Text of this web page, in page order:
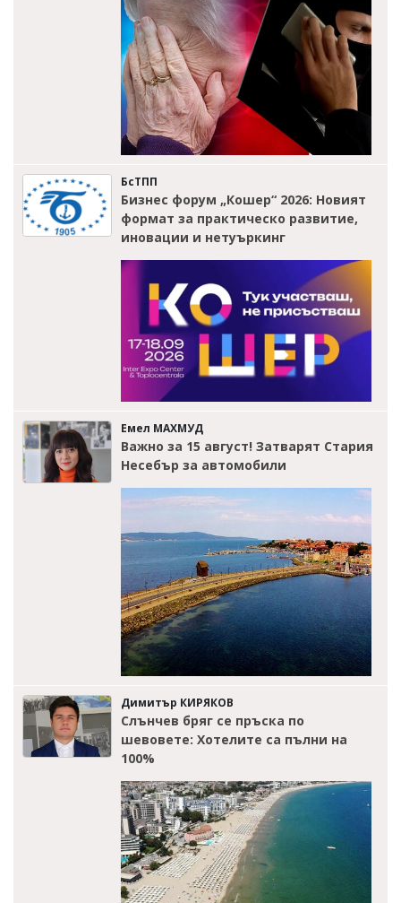
БсТПП
Бизнес форум „Кошер“ 2026: Новият
формат за практическо развитие,
иновации и нетуъркинг
Емел МАХМУД
Важно за 15 август! Затварят Стария
Несебър за автомобили
Димитър КИРЯКОВ
Слънчев бряг се пръска по
шевовете: Хотелите са пълни на
100%